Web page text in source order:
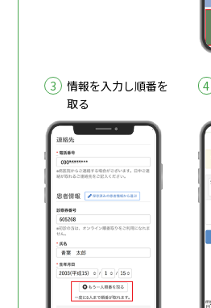
3
情報を入力し順番を
取る
4